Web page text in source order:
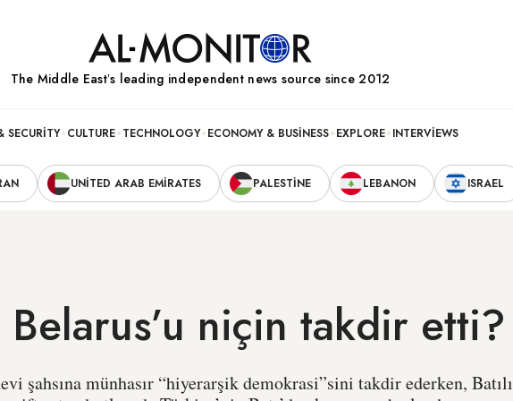
The Middle Eastʼs leading independent news source since 2012
SECURITY CULTURE TECHNOLOGY ECONOMY & BUSINESS EXPLORE INTERVIEWS
UNITED ARAB EMIRATES PALESTINE LEBANON ISRAEL
niçin takdir etti?
şahsına münhasır “hiyerarşik demokrasi”sini takdir ederken, Batılı